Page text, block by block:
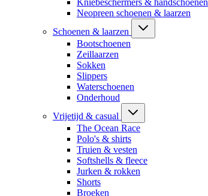
Kniebeschermers & handschoenen
Neopreen schoenen & laarzen
Schoenen & laarzen
Bootschoenen
Zeillaarzen
Sokken
Slippers
Waterschoenen
Onderhoud
Vrijetijd & casual
The Ocean Race
Polo's & shirts
Truien & vesten
Softshells & fleece
Jurken & rokken
Shorts
Broeken